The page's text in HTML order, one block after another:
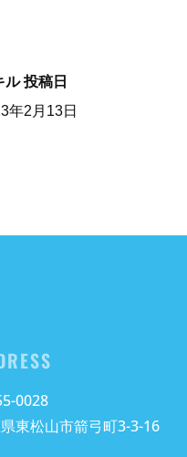
ル 投稿日
年2月13日
0028
東松山市箭弓町3-3-16